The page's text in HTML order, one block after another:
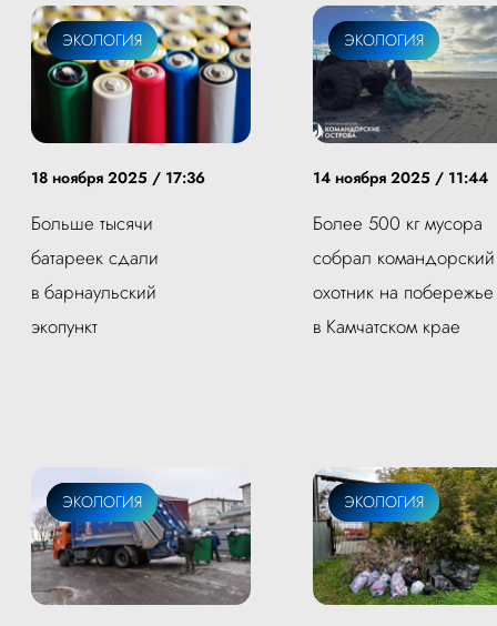
ЭКОЛОГИЯ
18 ноября 2025 / 17:36
Больше тысячи
батареек сдали
в барнаульский
экопункт
ЭКОЛОГИЯ
14 ноября 2025 / 11:44
Более 500 кг мусора
собрал командорский
охотник на побережье
в Камчатском крае
ЖКХ
ЭКОЛОГИЯ ЭКОЛОГИЯ